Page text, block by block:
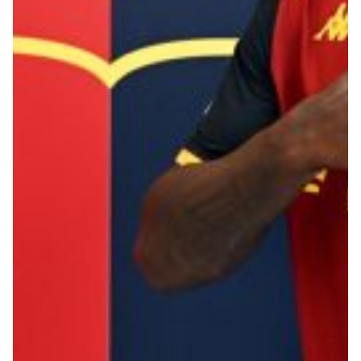
Vintage Collection